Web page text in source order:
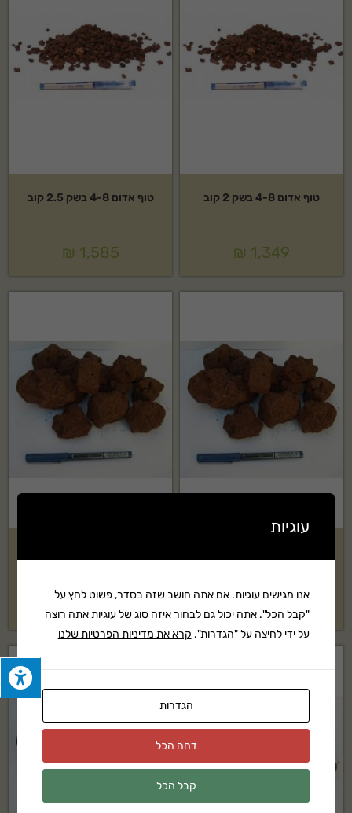
טוף אדום 4-8 בשק 2 קוב
₪ 1,349
טוף אדום 4-8 בשק 2.5 קוב
₪ 1,585
₪899
₪1,109
עוגיות
אנו מגישים עוגיות. אם אתה חושב שזה בסדר, פשוט לחץ על
"קבל הכל". אתה יכול גם לבחור איזה סוג של עוגיות אתה רוצה
על ידי לחיצה על "הגדרות". קרא את מדיניות הפרטיות שלנו
הגדרות
דחה הכל
קבל הכל